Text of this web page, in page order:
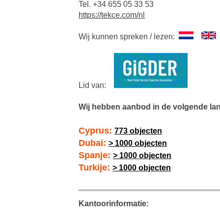
Tel. +34 655 05 33 53
https://tekce.com/nl
Wij kunnen spreken / lezen:
Lid van:
Wij hebben aanbod in de volgende
Cyprus: 773 objecten
Dubai: > 1000 objecten
Spanje: > 1000 objecten
Turkije: > 1000 objecten
Kantoorinformatie: